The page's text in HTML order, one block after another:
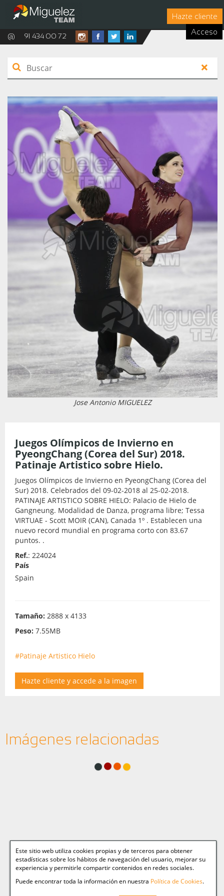
Hazte cliente
Acceso
@ 91 434 00 72
Jose Antonio MIGUELEZ
Juegos Olímpicos de Invierno en
PyeongChang (Corea del Sur) 2018.
Patinaje Artistico sobre Hielo.
Juegos Olímpicos de Invierno en PyeongChang (Corea del
Sur) 2018. Celebrados del 09-02-2018 al 25-02-2018.
PATINAJE ARTISTICO SOBRE HIELO: Palacio de Hielo de
Gangneung. Modalidad de Danza, programa libre; Tessa
VIRTUAE - Scott MOIR (CAN), Canada 1º . Establecen una
nuevo record mundial en programa corto con 83.67
puntos. .
Ref.: 224024
País
Spain
Tamaño: 2888 x 4133
Peso: 7.55MB
#Patinaje Artistico Hielo
Hazte cliente y accede a la imagen
Imágenes relacionadas
Este sitio web utiliza cookies propias y de terceros para obtener
estadísticas sobre los hábitos de navegación del usuario, mejorar su
experiencia y permitirle compartir contenidos en redes sociales.
Puede encontrar toda la información en nuestra Política de Cookies.